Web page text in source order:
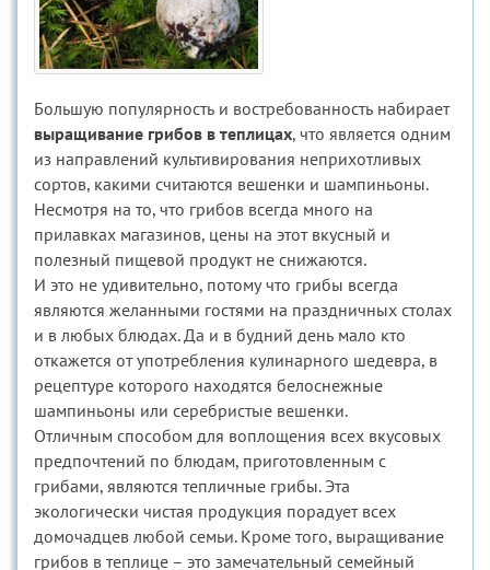
Большую популярность и востребованность набирает
выращивание грибов в теплицах, что является одним
из направлений культивирования неприхотливых
сортов, какими считаются вешенки и шампиньоны.
Несмотря на то, что грибов всегда много на
прилавках магазинов, цены на этот вкусный и
полезный пищевой продукт не снижаются.
И это не удивительно, потому что грибы всегда
являются желанными гостями на праздничных столах
и в любых блюдах. Да и в будний день мало кто
откажется от употребления кулинарного шедевра, в
рецептуре которого находятся белоснежные
шампиньоны или серебристые вешенки.
Отличным способом для воплощения всех вкусовых
предпочтений по блюдам, приготовленным с
грибами, являются тепличные грибы. Эта
экологически чистая продукция порадует всех
домочадцев любой семьи. Кроме того, выращивание
грибов в теплице – это замечательный семейный